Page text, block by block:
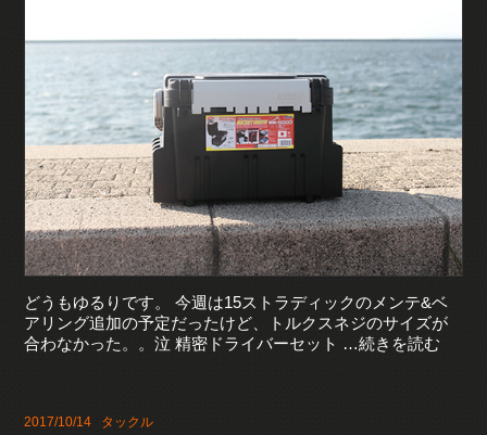
どうもゆるりです。 今週は15ストラディックのメンテ&ベ
アリング追加の予定だったけど、トルクスネジのサイズが
合わなかった。。泣 精密ドライバーセット …続きを読む
2017/10/14 タックル